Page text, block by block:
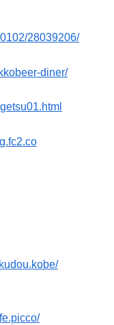
28039206/
diner/
/